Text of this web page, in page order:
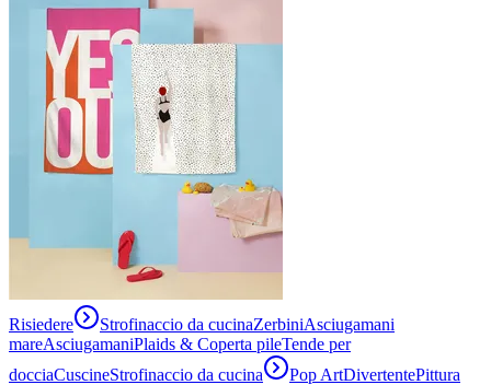
Risiedere Strofinaccio da cucinaZerbiniAsciugamani
mareAsciugamaniPlaids & Coperta pileTende per
docciaCuscineStrofinaccio da cucina Pop ArtDivertentePittura